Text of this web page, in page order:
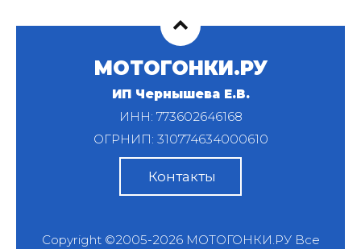
МОТОГОНКИ.РУ
ИП Чернышева Е.В.
ИНН: 773602646168
ОГРНИП: 310774634000610
Контакты
Copyright ©2005-2026 МОТОГОНКИ.РУВсе